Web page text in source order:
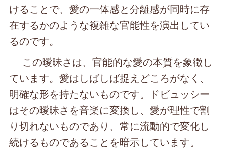
けることで、愛の一体感と分離感が同時に存
在するかのような複雑な官能性を演出してい
るのです。
この曖昧さは、官能的な愛の本質を象徴し
ています。愛はしばしば捉えどころがなく、
明確な形を持たないものです。ドビュッシー
はその曖昧さを音楽に変換し、愛が理性で割
り切れないものであり、常に流動的で変化し
続けるものであることを暗示しています。